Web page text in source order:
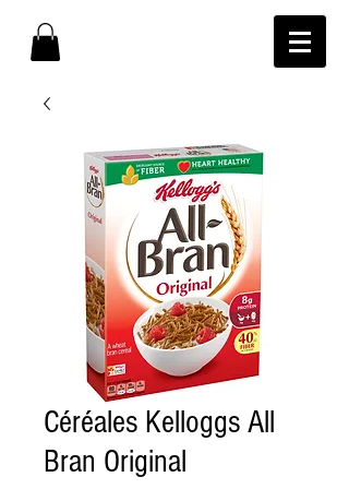
Céréales Kelloggs All
Bran Original